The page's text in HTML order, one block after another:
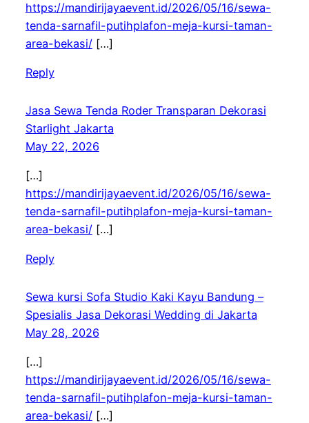
https://mandirijayaevent.id/2026/05/16/sewa-
tenda-sarnafil-putihplafon-meja-kursi-taman-
area-bekasi/[…]
Reply
Jasa Sewa Tenda Roder Transparan Dekorasi
Starlight Jakarta
May 22, 2026
[…]
https://mandirijayaevent.id/2026/05/16/sewa-
tenda-sarnafil-putihplafon-meja-kursi-taman-
area-bekasi/[…]
Reply
Sewa kursi Sofa Studio Kaki Kayu Bandung –
Spesialis Jasa Dekorasi Wedding di Jakarta
May 28, 2026
[…]
https://mandirijayaevent.id/2026/05/16/sewa-
tenda-sarnafil-putihplafon-meja-kursi-taman-
area-bekasi/[…]